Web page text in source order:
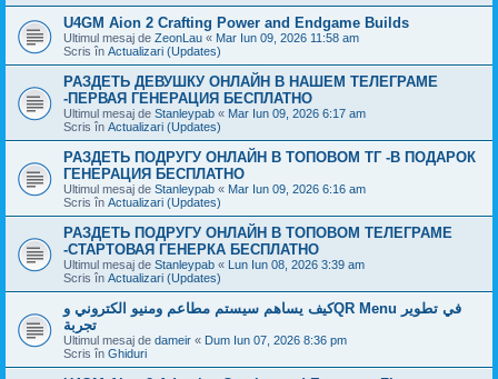
U4GM Aion 2 Crafting Power and Endgame Builds
Ultimul mesaj de ZeonLau « Mar Iun 09, 2026 11:58 am
Scris în Actualizari (Updates)
РАЗДЕТЬ ДЕВУШКУ ОНЛАЙН В НАШЕМ ТЕЛЕГРАМЕ
-ПЕРВАЯ ГЕНЕРАЦИЯ БЕСПЛАТНО
Ultimul mesaj de Stanleypab « Mar Iun 09, 2026 6:17 am
Scris în Actualizari (Updates)
РАЗДЕТЬ ПОДРУГУ ОНЛАЙН В ТОПОВОМ ТГ -В ПОДАРОК
ГЕНЕРАЦИЯ БЕСПЛАТНО
Ultimul mesaj de Stanleypab « Mar Iun 09, 2026 6:16 am
Scris în Actualizari (Updates)
РАЗДЕТЬ ПОДРУГУ ОНЛАЙН В ТОПОВОМ ТЕЛЕГРАМЕ
-СТАРТОВАЯ ГЕНЕРКА БЕСПЛАТНО
Ultimul mesaj de Stanleypab « Lun Iun 08, 2026 3:39 am
Scris în Actualizari (Updates)
كيف يساهم سيستم مطاعم ومنيو الكتروني وQR Menu في تطوير
تجربة
Ultimul mesaj de dameir « Dum Iun 07, 2026 8:36 pm
Scris în Ghiduri